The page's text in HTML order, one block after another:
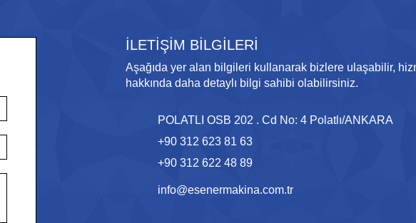
İLETİŞİM BİLGİLERİ
Aşağıda yer alan bilgileri kullanarak bizlere ulaşabilir,
hakkında daha detaylı bilgi sahibi olabilirsiniz.
POLATLI OSB 202 . Cd No: 4 Polatlı/ANKARA
+90 312 623 81 63
+90 312 622 48 89
info@esenermakina.com.tr